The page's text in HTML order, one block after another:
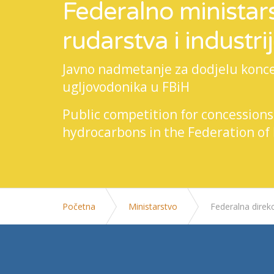
Federalno
rudarstva i
Javno nadmetanje za dodjelu
ugljovodonika u FBiH
Public competition for
hydrocarbons in the Federation of
Početna Ministarstvo Federalna